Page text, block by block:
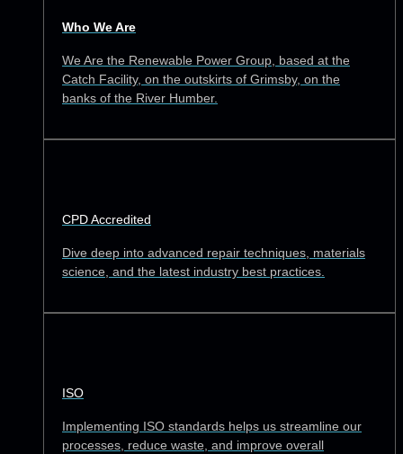
Who We Are
We Are the Renewable Power Group, based at the
Catch Facility, on the outskirts of Grimsby, on the
banks of the River Humber.
CPD Accredited
Dive deep into advanced repair techniques, materials
science, and the latest industry best practices.
ISO
Implementing ISO standards helps us streamline our
processes, reduce waste, and improve overall